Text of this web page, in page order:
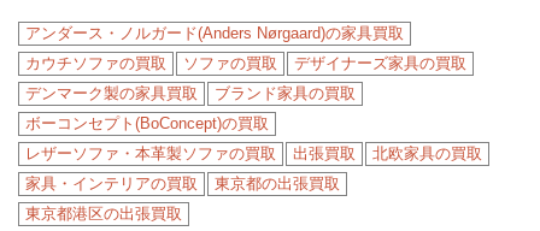
アンダース・ノルガード(Anders Nørgaard)の家具買取
カウチソファの買取
ソファの買取
デザイナーズ家具の買取
デンマーク製の家具買取
ブランド家具の買取
ボーコンセプト(BoConcept)の買取
レザーソファ・本革製ソファの買取
出張買取
北欧家具の買取
家具・インテリアの買取
東京都の出張買取
東京都港区の出張買取